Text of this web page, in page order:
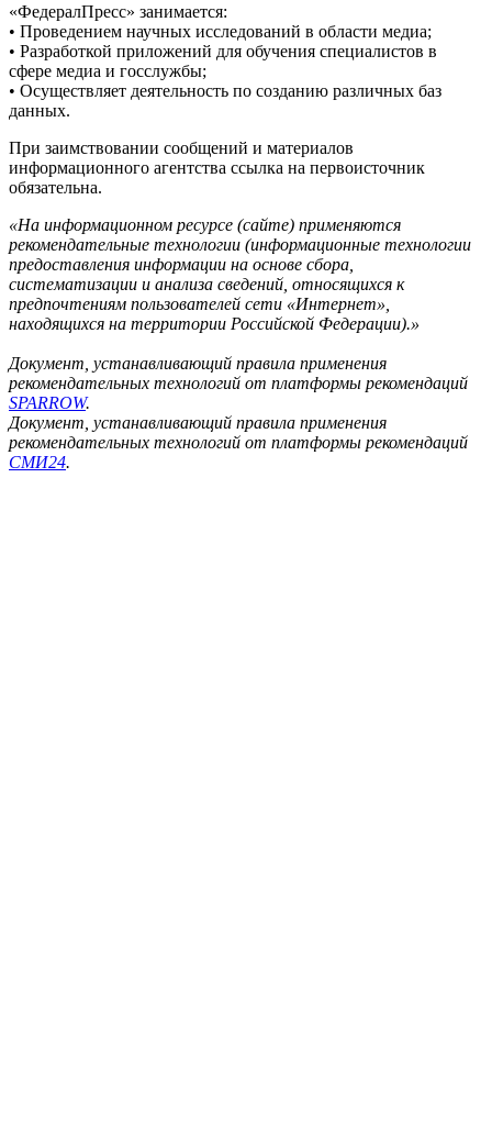
«ФедералПресс» занимается:
• Проведением научных исследований в области медиа;
• Разработкой приложений для обучения специалистов в
сфере медиа и госслужбы;
• Осуществляет деятельность по созданию различных баз
данных.
При заимствовании сообщений и материалов
информационного агентства ссылка на первоисточник
обязательна.
«На информационном ресурсе (сайте) применяются
рекомендательные технологии (информационные технологии
предоставления информации на основе сбора,
систематизации и анализа сведений, относящихся к
предпочтениям пользователей сети «Интернет»,
находящихся на территории Российской Федерации).»
Документ, устанавливающий правила применения
рекомендательных технологий от платформы рекомендаций
SPARROW.
Документ, устанавливающий правила применения
рекомендательных технологий от платформы рекомендаций
СМИ24.